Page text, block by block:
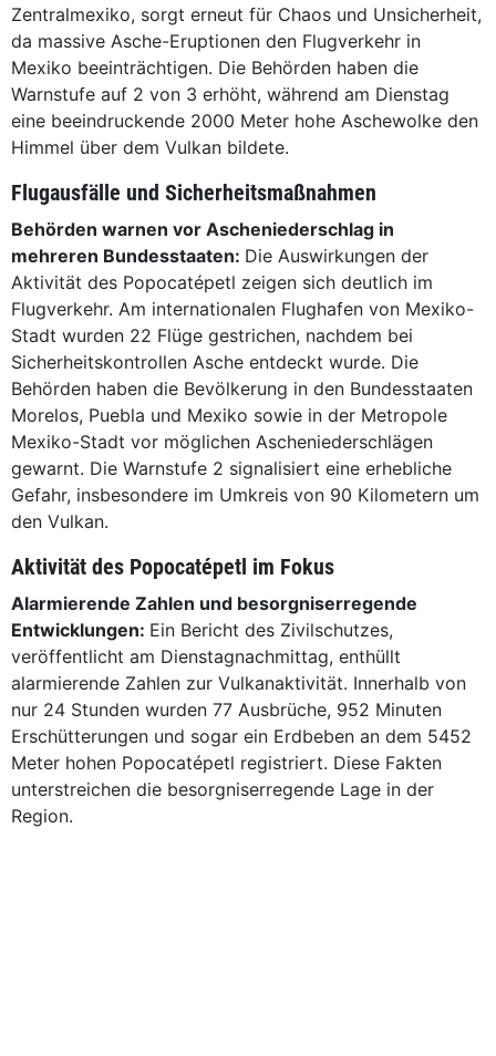
Zentralmexiko, sorgt erneut für Chaos und Unsicherheit,
da massive Asche-Eruptionen den Flugverkehr in
Mexiko beeinträchtigen. Die Behörden haben die
Warnstufe auf 2 von 3 erhöht, während am Dienstag
eine beeindruckende 2000 Meter hohe Aschewolke den
Himmel über dem Vulkan bildete.
Flugausfälle und Sicherheitsmaßnahmen
Behörden warnen vor Ascheniederschlag in
mehreren Bundesstaaten: Die Auswirkungen der
Aktivität des Popocatépetl zeigen sich deutlich im
Flugverkehr. Am internationalen Flughafen von Mexiko-
Stadt wurden 22 Flüge gestrichen, nachdem bei
Sicherheitskontrollen Asche entdeckt wurde. Die
Behörden haben die Bevölkerung in den Bundesstaaten
Morelos, Puebla und Mexiko sowie in der Metropole
Mexiko-Stadt vor möglichen Ascheniederschlägen
gewarnt. Die Warnstufe 2 signalisiert eine erhebliche
Gefahr, insbesondere im Umkreis von 90 Kilometern um
den Vulkan.
Aktivität des Popocatépetl im Fokus
Alarmierende Zahlen und besorgniserregende
Entwicklungen: Ein Bericht des Zivilschutzes,
veröffentlicht am Dienstagnachmittag, enthüllt
alarmierende Zahlen zur Vulkanaktivität. Innerhalb von
nur 24 Stunden wurden 77 Ausbrüche, 952 Minuten
Erschütterungen und sogar ein Erdbeben an dem 5452
Meter hohen Popocatépetl registriert. Diese Fakten
unterstreichen die besorgniserregende Lage in der
Region.